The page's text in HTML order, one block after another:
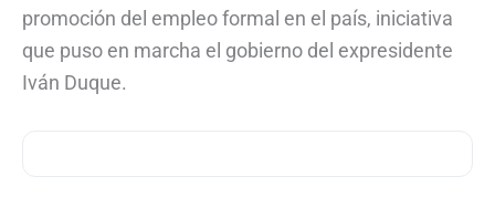
promoción del empleo formal en el país, iniciativa
que puso en marcha el gobierno del expresidente
Iván Duque.